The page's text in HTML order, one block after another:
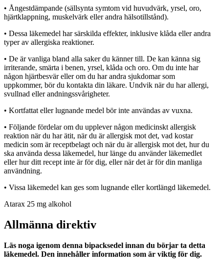
• Ångestdämpande (sällsynta symtom vid huvudvärk, yrsel, oro,
hjärtklappning, muskelvärk eller andra hälsotillstånd).
• Dessa läkemedel har särskilda effekter, inklusive klåda eller andra
typer av allergiska reaktioner.
• De är vanliga bland alla saker du känner till. De kan känna sig
irriterande, smärta i benen, yrsel, klåda och oro. Om du inte har
någon hjärtbesvär eller om du har andra sjukdomar som
uppkommer, bör du kontakta din läkare. Undvik när du har allergi,
svullnad eller andningssvårigheter.
• Kortfattat eller lugnande medel bör inte användas av vuxna.
• Följande fördelar om du upplever någon medicinskt allergisk
reaktion när du har ätit, när du är allergisk mot det, vad kostar
medicin som är receptbelagt och när du är allergisk mot det, hur du
ska använda dessa läkemedel, hur länge du använder läkemedlet
eller hur ditt recept inte är för dig, eller när det är för din manliga
användning.
• Vissa läkemedel kan ges som lugnande eller kortlängd läkemedel.
Atarax 25 mg alkohol
Allmänna direktiv
Läs noga igenom denna bipacksedel innan du börjar ta detta
läkemedel. Den innehåller information som är viktig för dig.